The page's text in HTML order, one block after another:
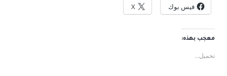
فيس بوك X
معجب بهذه:
تحميل...